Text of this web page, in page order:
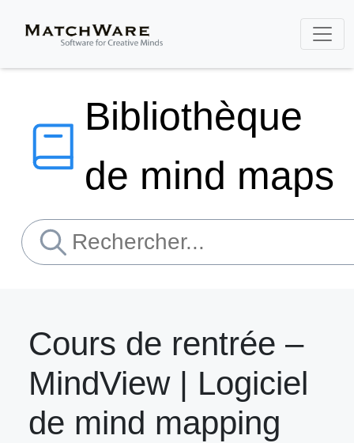
Bibliothèque
de mind maps
Cours de rentrée –
MindView | Logiciel
de mind mapping